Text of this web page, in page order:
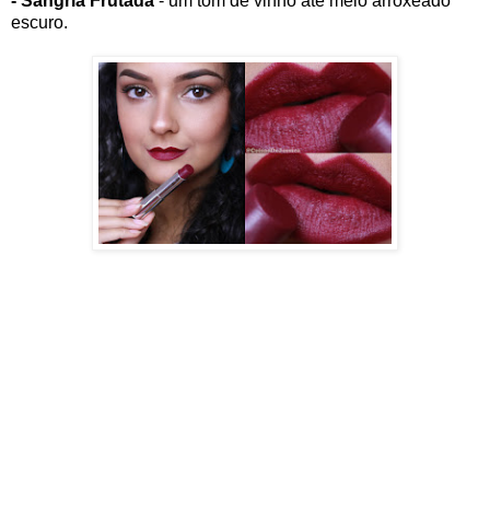
escuro.